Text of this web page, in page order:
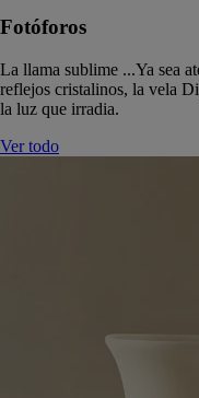
Fotóforos
La llama sublime ...Ya sea
reflejos cristalinos, la vela
la luz que irradia.
Ver todo